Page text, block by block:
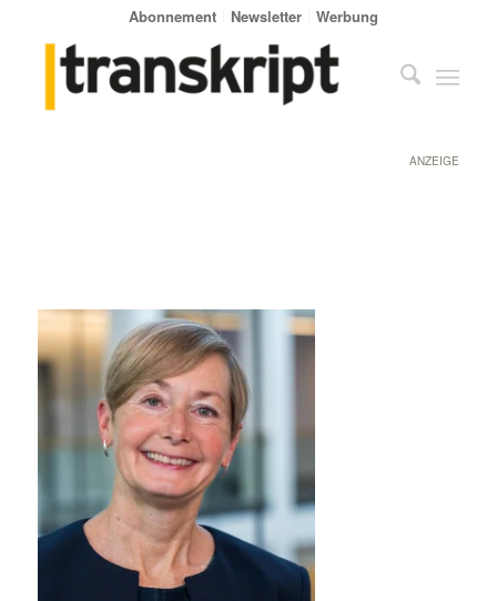
Abonnement Newsletter Werbung
ANZEIGE